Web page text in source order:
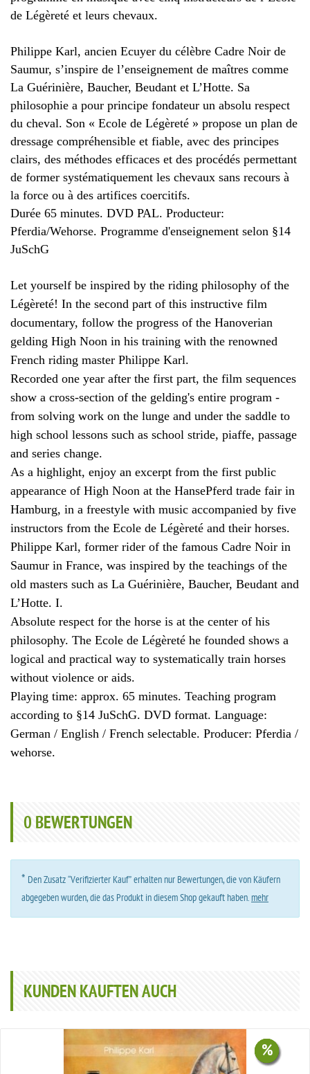
de Légèreté et leurs chevaux.
Philippe Karl, ancien Ecuyer du célèbre Cadre Noir de
Saumur, s’inspire de l’enseignement de maîtres comme
La Guérinière, Baucher, Beudant et L’Hotte. Sa
philosophie a pour principe fondateur un absolu respect
du cheval. Son « Ecole de Légèreté » propose un plan de
dressage compréhensible et fiable, avec des principes
clairs, des méthodes efficaces et des procédés permettant
de former systématiquement les chevaux sans recours à
la force ou à des artifices coercitifs.
Durée 65 minutes. DVD PAL. Producteur:
Pferdia/Wehorse. Programme d'enseignement selon §14
JuSchG
Let yourself be inspired by the riding philosophy of the
Légèreté! In the second part of this instructive film
documentary, follow the progress of the Hanoverian
gelding High Noon in his training with the renowned
French riding master Philippe Karl.
Recorded one year after the first part, the film sequences
show a cross-section of the gelding's entire program -
from solving work on the lunge and under the saddle to
high school lessons such as school stride, piaffe, passage
and series change.
As a highlight, enjoy an excerpt from the first public
appearance of High Noon at the HansePferd trade fair in
Hamburg, in a freestyle with music accompanied by five
instructors from the Ecole de Légèreté and their horses.
Philippe Karl, former rider of the famous Cadre Noir in
Saumur in France, was inspired by the teachings of the
old masters such as La Guérinière, Baucher, Beudant and
L’Hotte. I.
Absolute respect for the horse is at the center of his
philosophy. The Ecole de Légèreté he founded shows a
logical and practical way to systematically train horses
without violence or aids.
Playing time: approx. 65 minutes. Teaching program
according to §14 JuSchG. DVD format. Language:
German / English / French selectable. Producer: Pferdia /
wehorse.
0 BEWERTUNGEN
* Den Zusatz “Verifizierter Kauf” erhalten nur Bewertungen, die von Käufern
abgegeben wurden, die das Produkt in diesem Shop gekauft haben.mehr
KUNDEN KAUFTEN AUCH
%
%
%
%
%